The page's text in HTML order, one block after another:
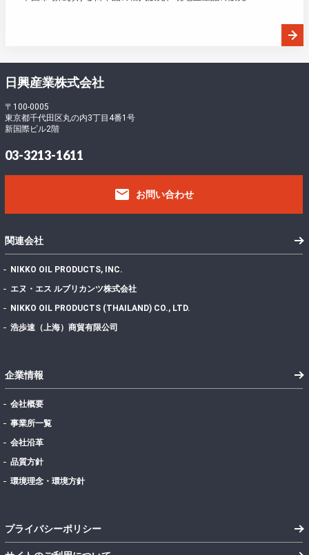
日興産業株式会社
〒100-0005
東京都千代田区丸の内3丁目4番1号
新国際ビル2階
03-3213-1611
email お問い合わせ
関連会社
NIKKO OIL PRODUCTS, INC.
エヌ・エス ルブリカンツ株式会社
NIKKO OIL PRODUCTS (THAILAND) CO., LTD.
浩歩速（上海）商貿有限公司
企業情報
会社概要
事業所一覧
会社沿革
品質方針
環境理念・環境方針
プライバシーポリシー